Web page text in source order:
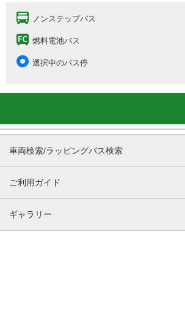
ノンステップバス
燃料電池バス
選択中のバス停
車両検索/ラッピングバス検索
ご利用ガイド
ギャラリー